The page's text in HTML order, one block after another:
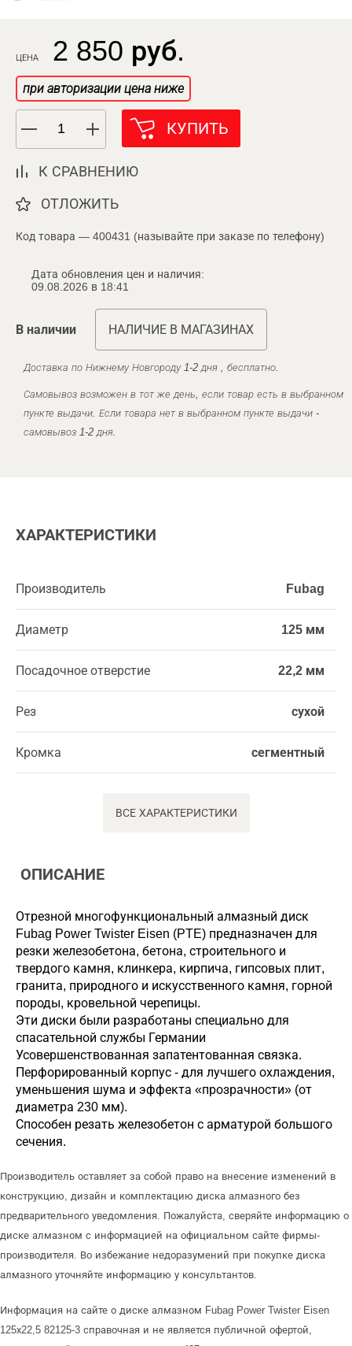
ЦЕНА 2 850 руб.
при авторизации цена ниже
КУПИТЬ
К СРАВНЕНИЮ
ОТЛОЖИТЬ
Код товара — 400431 (называйте при заказе по телефону)
Дата обновления цен и наличия:
09.08.2026 в 18:41
В наличии НАЛИЧИЕ В МАГАЗИНАХ
Доставка по Нижнему Новгороду 1-2 дня , бесплатно.
Самовывоз возможен в тот же день, если товар есть в выбранном
пункте выдачи. Если товара нет в выбранном пункте выдачи -
самовывоз 1-2 дня.
ХАРАКТЕРИСТИКИ
Производитель Fubag
Диаметр 125 мм
Посадочное отверстие 22,2 мм
Рез сухой
Кромка сегментный
ВСЕ ХАРАКТЕРИСТИКИ
ОПИСАНИЕ
Отрезной многофункциональный алмазный диск
Fubag Power Twister Eisen (PTE) предназначен для
резки железобетона, бетона, строительного и
твердого камня, клинкера, кирпича, гипсовых плит,
гранита, природного и искусственного камня, горной
породы, кровельной черепицы.
Эти диски были разработаны специально для
спасательной службы Германии
Усовершенствованная запатентованная связка.
Перфорированный корпус - для лучшего охлаждения,
уменьшения шума и эффекта «прозрачности» (от
диаметра 230 мм).
Способен резать железобетон с арматурой большого
сечения.
Производитель оставляет за собой право на внесение изменений в
конструкцию, дизайн и комплектацию диска алмазного без
предварительного уведомления. Пожалуйста, сверяйте информацию о
диске алмазном с информацией на официальном сайте фирмы-
производителя. Во избежание недоразумений при покупке диска
алмазного уточняйте информацию у консультантов.
Информация на сайте о диске алмазном Fubag Power Twister Eisen
125х22,5 82125-3 справочная и не является публичной офертой,